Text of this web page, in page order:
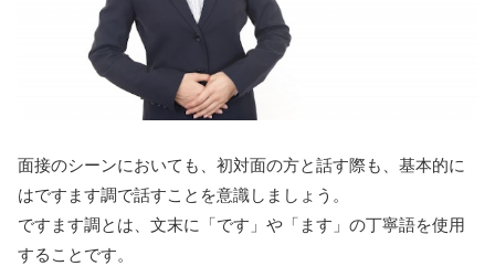
面接のシーンにおいても、初対面の方と話す際も、基本的に
はですます調で話すことを意識しましょう。
ですます調とは、文末に「です」や「ます」の丁寧語を使用
することです。